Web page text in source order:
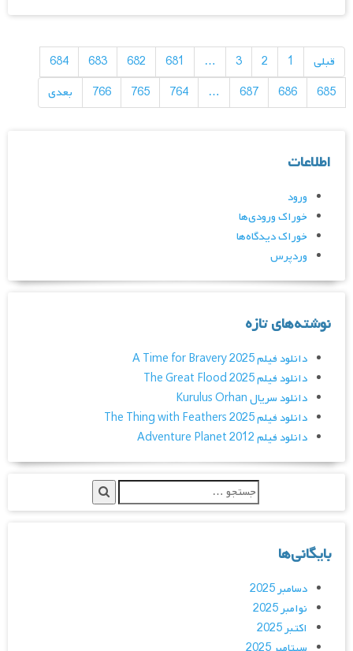
راهبری
نوشته‌ها
قبلی 1
2
3
…
681
682
683
684
685
686
687
…
764
765
766 بعدی
اطلاعات
ورود
خوراک ورودی‌ها
خوراک دیدگاه‌ها
وردپرس
نوشته‌های تازه
دانلود فیلم A Time for Bravery 2025
دانلود فیلم The Great Flood 2025
دانلود سریال Kurulus Orhan
دانلود فیلم The Thing with Feathers 2025
دانلود فیلم Adventure Planet 2012
بایگانی‌ها
دسامبر 2025
نوامبر 2025
اکتبر 2025